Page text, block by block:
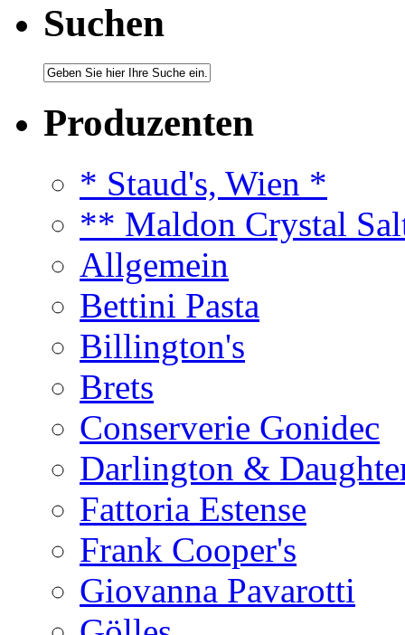
Suchen
Produzenten
* Staud's, Wien *
** Maldon Crystal
Allgemein
Bettini Pasta
Billington's
Brets
Conserverie Gonidec
Darlington &
Fattoria Estense
Frank Cooper's
Giovanna Pavarotti